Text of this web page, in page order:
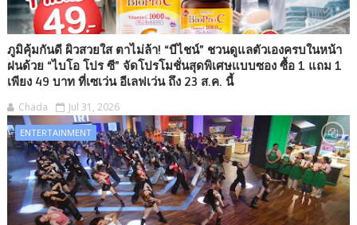
ภูมิคุ้มกันดี ผิวสวยใส ตาไม่ล้า! “บีไชน์” ชวนดูแลตัวเองครบในหน้า
ฝนด้วย “ไบโอ โปร ซี” จัดโปรโมชั่นสุดพิเศษแบบซอง ซื้อ 1 แถม 1
เพียง 49 บาท ที่เซเว่น อีเลฟเว่น ถึง 23 ส.ค. นี้
Chada Jul 31, 2026
ENTERTAINMENT